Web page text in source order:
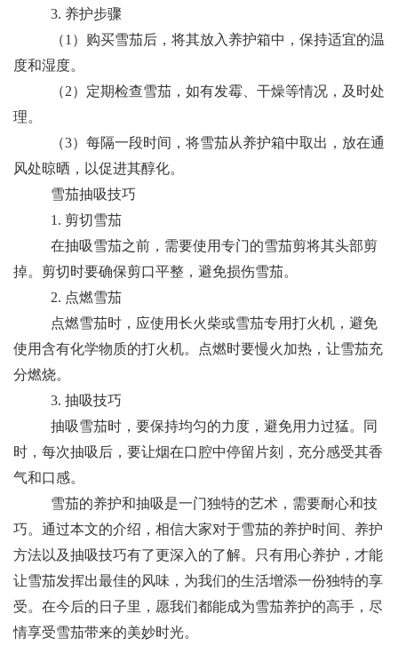
3. 养护步骤
（1）购买雪茄后，将其放入养护箱中，保持适宜的温
度和湿度。
（2）定期检查雪茄，如有发霉、干燥等情况，及时处
理。
（3）每隔一段时间，将雪茄从养护箱中取出，放在通
风处晾晒，以促进其醇化。
雪茄抽吸技巧
1. 剪切雪茄
在抽吸雪茄之前，需要使用专门的雪茄剪将其头部剪
掉。剪切时要确保剪口平整，避免损伤雪茄。
2. 点燃雪茄
点燃雪茄时，应使用长火柴或雪茄专用打火机，避免
使用含有化学物质的打火机。点燃时要慢火加热，让雪茄充
分燃烧。
3. 抽吸技巧
抽吸雪茄时，要保持均匀的力度，避免用力过猛。同
时，每次抽吸后，要让烟在口腔中停留片刻，充分感受其香
气和口感。
雪茄的养护和抽吸是一门独特的艺术，需要耐心和技
巧。通过本文的介绍，相信大家对于雪茄的养护时间、养护
方法以及抽吸技巧有了更深入的了解。只有用心养护，才能
让雪茄发挥出最佳的风味，为我们的生活增添一份独特的享
受。在今后的日子里，愿我们都能成为雪茄养护的高手，尽
情享受雪茄带来的美妙时光。